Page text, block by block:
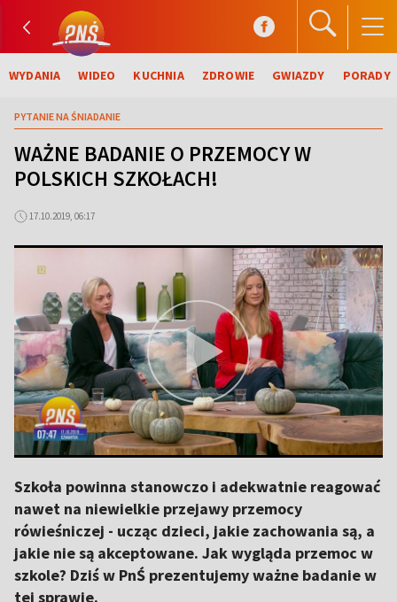
WYDANIA WIDEO KUCHNIA ZDROWIE GWIAZDY PORADY
PYTANIE NA ŚNIADANIE
WAŻNE BADANIE O PRZEMOCY W
POLSKICH SZKOŁACH!
17.10.2019, 06:17
Szkoła powinna stanowczo i adekwatnie reagować
nawet na niewielkie przejawy przemocy
rówieśniczej - ucząc dzieci, jakie zachowania są, a
jakie nie są akceptowane. Jak wygląda przemoc w
szkole? Dziś w PnŚ prezentujemy ważne badanie w
tej sprawie.